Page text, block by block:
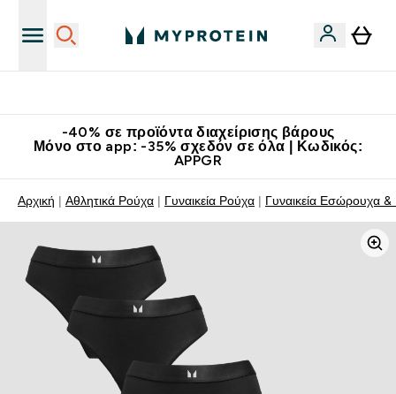
-40% σε προϊόντα διαχείρισης βάρους
Μόνο στο app: -35% σχεδόν σε όλα | Κωδικός:
APPGR
Αρχική Αθλητικά Ρούχα Γυναικεία Ρούχα Γυναικεία Εσώρουχα &